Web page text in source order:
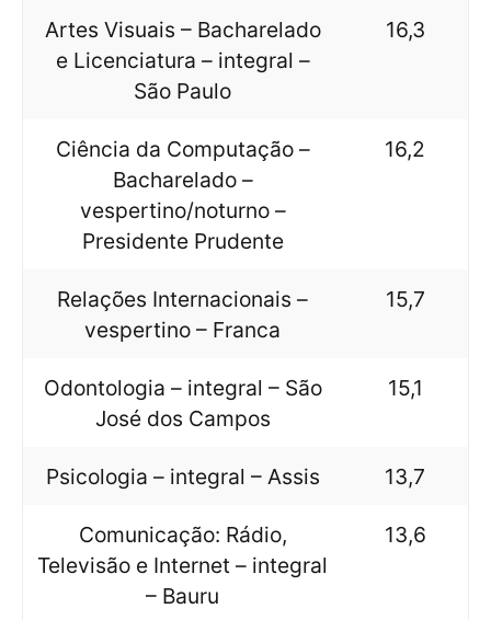
Artes Visuais – Bacharelado
e Licenciatura – integral –
São Paulo
16,3
Ciência da Computação –
Bacharelado –
vespertino/noturno –
Presidente Prudente
16,2
Relações Internacionais –
vespertino – Franca
15,7
Odontologia – integral – São
José dos Campos
15,1
Psicologia – integral – Assis 13,7
Comunicação: Rádio,
Televisão e Internet – integral
– Bauru
13,6